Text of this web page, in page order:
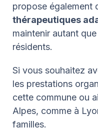
propose également
thérapeutiques
maintenir autant
résidents.
Si vous souhaitez
les prestations
cette commune ou
Alpes, comme à
familles.